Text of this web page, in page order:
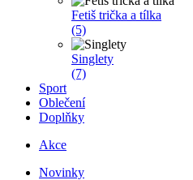
Fetiš trička a tílka
(5)
Singlety
(7)
Sport
Oblečení
Doplňky
Akce
Novinky